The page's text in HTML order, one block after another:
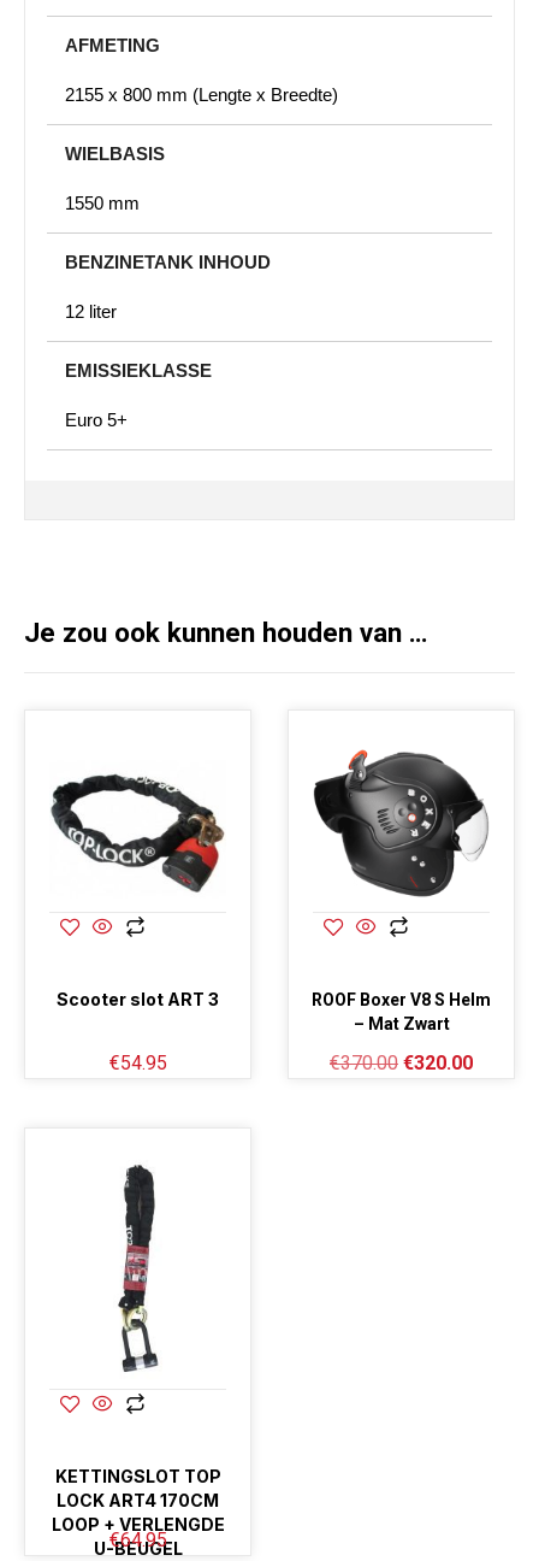
AFMETING
2155 x 800 mm (Lengte x Breedte)
WIELBASIS
1550 mm
BENZINETANK INHOUD
12 liter
EMISSIEKLASSE
Euro 5+
Je zou ook kunnen houden van …
Scooter slot ART 3
€54.95
ROOF Boxer V8 S Helm
– Mat Zwart
€370.00 €320.00
KETTINGSLOT TOP
LOCK ART4 170CM
LOOP + VERLENGDE
U-BEUGEL
€64.95